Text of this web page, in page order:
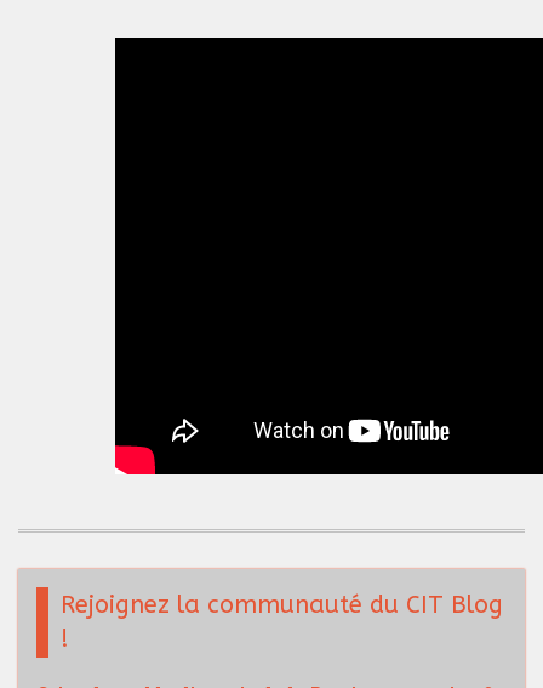
Rejoignez la communauté du CIT Blog
!